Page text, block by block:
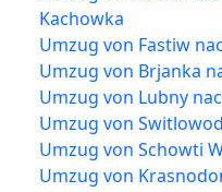
Kachowka
Umzug von Fastiw
Umzug von Brjanka
Umzug von Lubny
Umzug von
Umzug von Schowti
Umzug von